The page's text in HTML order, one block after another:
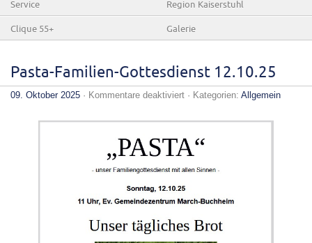
Service Region Kaiserstuhl
Clique 55+ Galerie
Pasta-Familien-Gottesdienst 12.10.25
09. Oktober 2025 · Kommentare deaktiviertfür
12.10.25
· Kategorien: Allgemein